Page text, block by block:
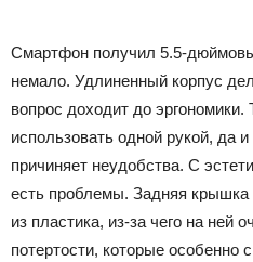
Смартфон получил 5.5-
немало. Удлиненный корпус
вопрос доходит до
использовать одной рукой, да
причиняет неудобства. С
есть проблемы. Задняя
из пластика, из-за чего на ней
потертости, которые особенно